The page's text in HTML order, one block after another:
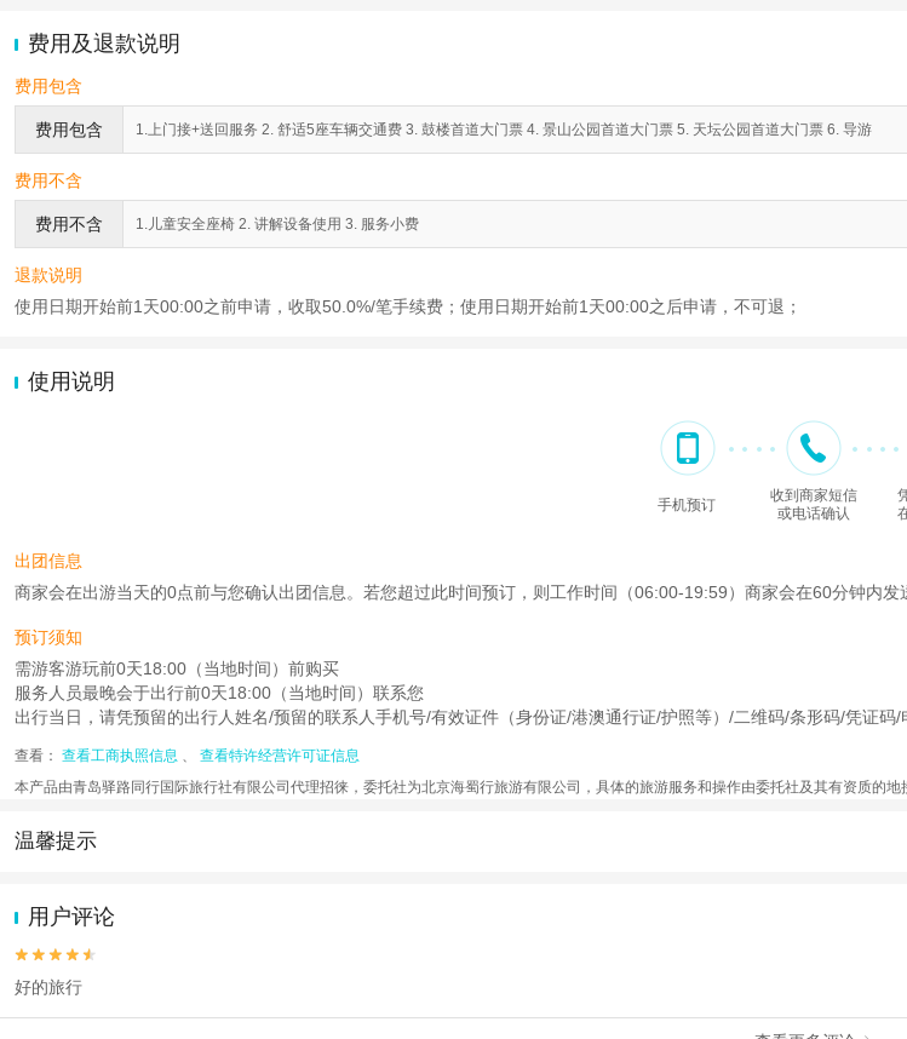
费用及退款说明
费用包含
费用包含 1.上门接+送回服务 2. 舒适5座车辆交通费 3. 鼓楼首道大门票 4. 景山公园首道大门票 5. 天坛公园首道大门票 6. 导游
费用不含
费用不含 1.儿童安全座椅 2. 讲解设备使用 3. 服务小费
退款说明
使用日期开始前1天00:00之前申请，收取50.0%/笔手续费；使用日期开始前1天00:00之后申请，不可退；
使用说明
手机预订
收到商家短信
或电话确认
出团信息
商家会在出游当天的0点前与您确认出团信息。若您超过此时间预订，则工作时间（06:00-19:59）商家会在60分钟内
预订须知
需游客游玩前0天18:00（当地时间）前购买
服务人员最晚会于出行前0天18:00（当地时间）联系您
出行当日，请凭预留的出行人姓名/预留的联系人手机号/有效证件（身份证/港澳通行证/护照等）/二维码/条形码/凭证码/
查看： 查看工商执照信息 、
查看特许经营许可证信息
本产品由青岛驿路同行国际旅行社有限公司代理招徕，委托社为北京海蜀行旅游有限公司，具体的旅游服务和操作由委托社及其有资质的地
温馨提示
2.为普及旅游安全知识及旅游文明公约，使您的旅程顺利圆满完成，特制定
用户评论


好的旅行